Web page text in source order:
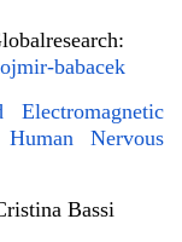
babacek
Electromagnetic
Nervous
Bassi